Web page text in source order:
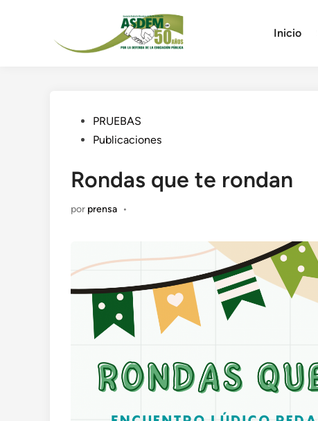
Inicio
Publicado
en
PRUEBAS
Publicaciones
Rondas que te rondan
por prensa •